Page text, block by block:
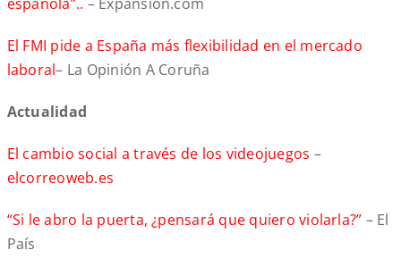
El FMI pide a España más flexibilidad en el mercado
laboral– La Opinión A Coruña
Actualidad
El cambio social a través de los videojuegos –
elcorreoweb.es
“Si le abro la puerta, ¿pensará que quiero violarla?” – El
País